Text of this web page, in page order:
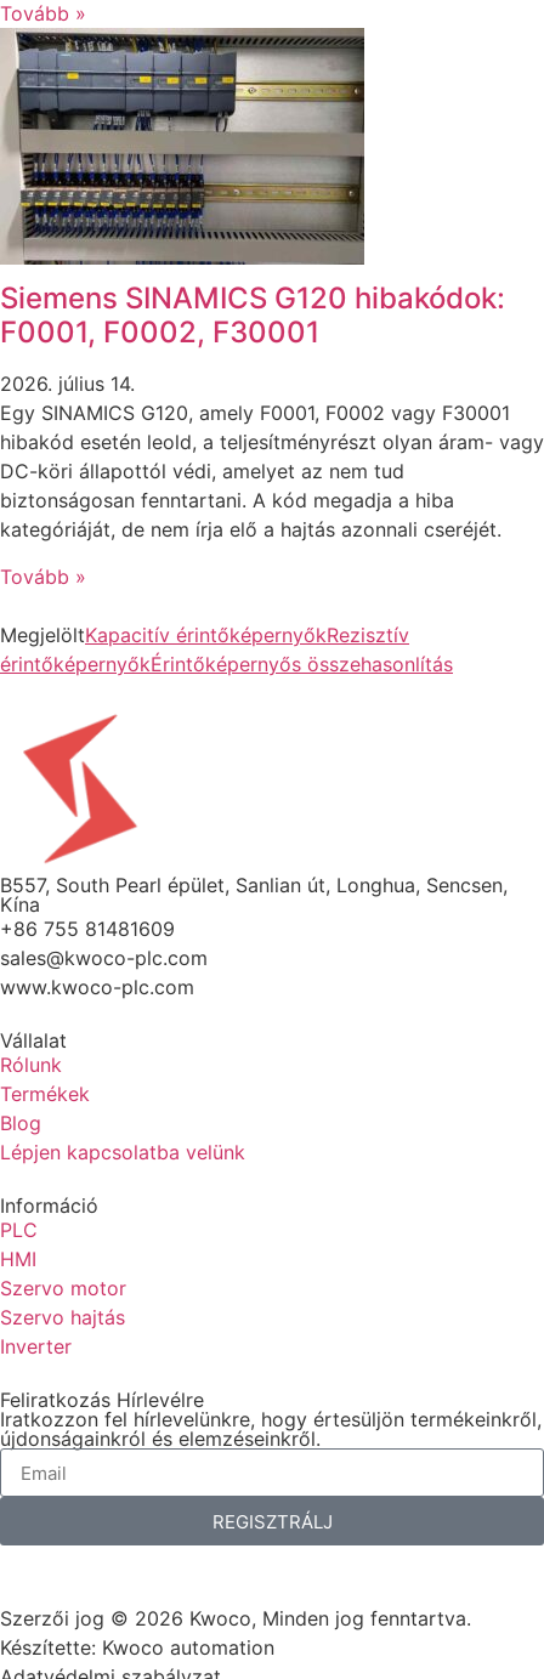
Tovább »
Siemens SINAMICS G120 hibakódok:
F0001, F0002, F30001
2026. július 14.
Egy SINAMICS G120, amely F0001, F0002 vagy F30001
hibakód esetén leold, a teljesítményrészt olyan áram- vagy
DC-köri állapottól védi, amelyet az nem tud
biztonságosan fenntartani. A kód megadja a hiba
kategóriáját, de nem írja elő a hajtás azonnali cseréjét.
Tovább »
MegjelöltKapacitív érintőképernyőkRezisztív
érintőképernyőkÉrintőképernyős összehasonlítás
B557, South Pearl épület, Sanlian út, Longhua, Sencsen,
Kína
+86 755 81481609
sales@kwoco-plc.com
www.kwoco-plc.com
Vállalat
Rólunk
Termékek
Blog
Lépjen kapcsolatba velünk
Információ
PLC
HMI
Szervo motor
Szervo hajtás
Inverter
Feliratkozás Hírlevélre
Iratkozzon fel hírlevelünkre, hogy értesüljön termékeinkről,
újdonságainkról és elemzéseinkről.
REGISZTRÁLJ
Szerzői jog © 2026 Kwoco, Minden jog fenntartva.
Készítette: Kwoco automation